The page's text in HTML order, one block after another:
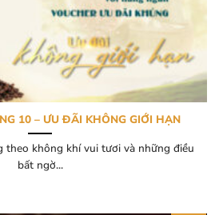
10 – ƯU ĐÃI KHÔNG GIỚI HẠN
theo không khí vui tươi và những điều
bất ngờ...